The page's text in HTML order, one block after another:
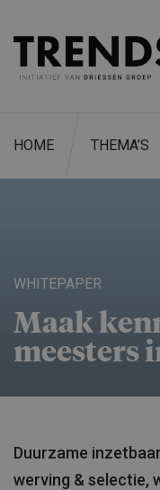
HOME THEMA’S
WHITEPAPER
Maak
meesters
Duurzame
werving & selectie,